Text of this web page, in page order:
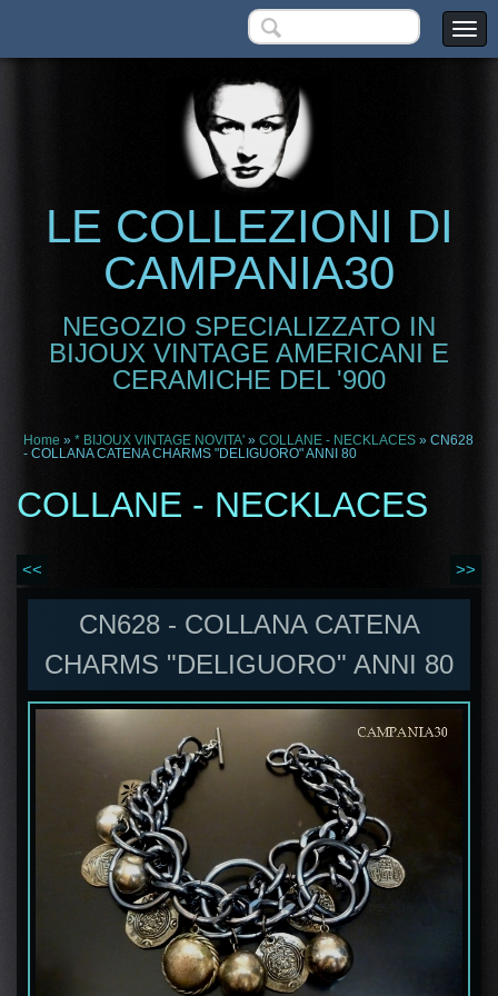
LE COLLEZIONI DI
CAMPANIA30
NEGOZIO SPECIALIZZATO IN
BIJOUX VINTAGE AMERICANI E
CERAMICHE DEL '900
Home » * BIJOUX VINTAGE NOVITA' » COLLANE - NECKLACES » CN628
- COLLANA CATENA CHARMS "DELIGUORO" ANNI 80
COLLANE - NECKLACES
<< >>
CN628 - COLLANA CATENA
CHARMS "DELIGUORO" ANNI 80